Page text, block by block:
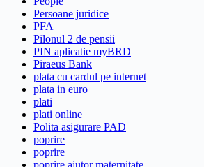
Persoane juridice
PFA
Pilonul 2 de pensii
PIN aplicatie myBRD
Piraeus Bank
plata cu cardul pe internet
plata in euro
plati
plati online
Polita asigurare PAD
poprire
poprire